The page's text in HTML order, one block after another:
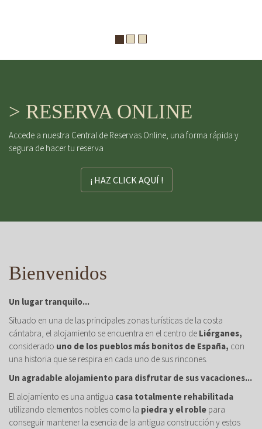
> RESERVA ONLINE
Accede a nuestra Central de Reservas Online, una forma rápida y
segura de hacer tu reserva
¡ HAZ CLICK AQUÍ !
Bienvenidos
Un lugar tranquilo...
Situado en una de las principales zonas turísticas de la costa
cántabra, el alojamiento se encuentra en el centro de Liérganes,
considerado uno de los pueblos más bonitos de España, con
una historia que se respira en cada uno de sus rincones.
Un agradable alojamiento para disfrutar de sus vacaciones...
El alojamiento es una antigua casa totalmente rehabilitada
utilizando elementos nobles como la piedra y el roble para
conseguir mantener la esencia de la antigua construcción y estos